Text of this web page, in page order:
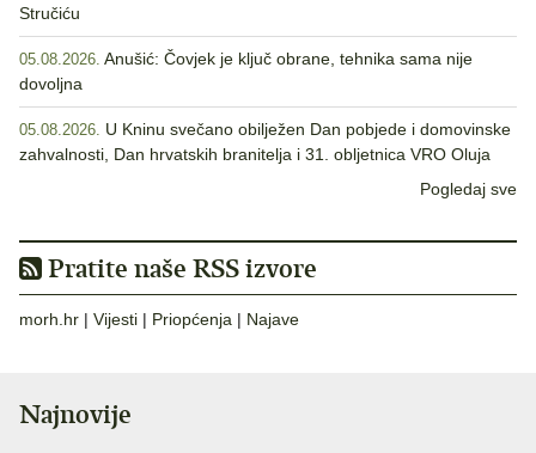
Stručiću
05.08.2026. Anušić: Čovjek je ključ obrane, tehnika sama nije
dovoljna
05.08.2026. U Kninu svečano obilježen Dan pobjede i domovinske
zahvalnosti, Dan hrvatskih branitelja i 31. obljetnica VRO Oluja
Pogledaj sve
Pratite naše RSS izvore
morh.hr | Vijesti | Priopćenja | Najave
Najnovije